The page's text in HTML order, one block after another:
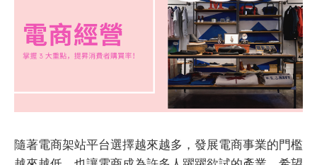
隨著電商架站平台選擇越來越多，發展電商事業的門檻